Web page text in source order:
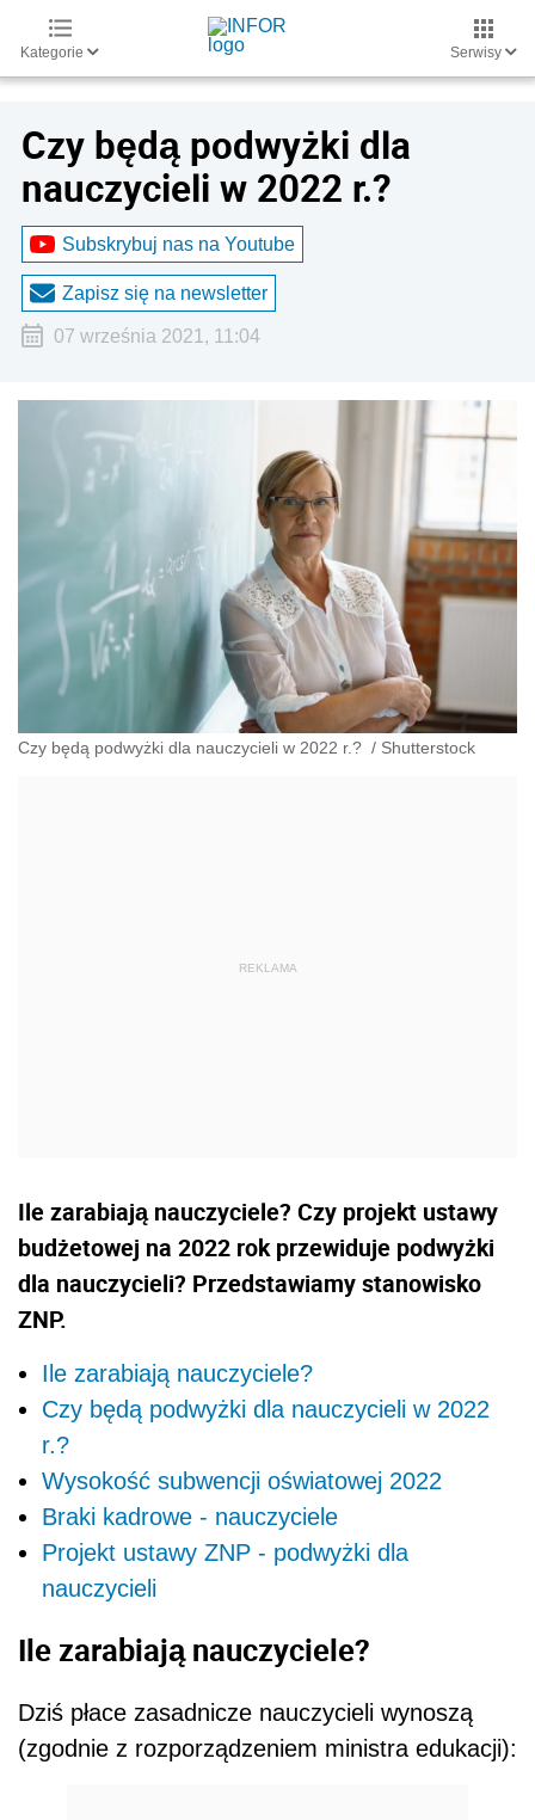
Kategorie Serwisy
Czy będą podwyżki dla
nauczycieli w 2022 r.?
Subskrybuj nas na Youtube
Zapisz się na newsletter
07 września 2021, 11:04
Czy będą podwyżki dla nauczycieli w 2022 r.? / Shutterstock
Ile zarabiają nauczyciele? Czy projekt ustawy
budżetowej na 2022 rok przewiduje podwyżki
dla nauczycieli? Przedstawiamy stanowisko
ZNP.
Ile zarabiają nauczyciele?
Czy będą podwyżki dla nauczycieli w 2022
r.?
Wysokość subwencji oświatowej 2022
Braki kadrowe - nauczyciele
Projekt ustawy ZNP - podwyżki dla
nauczycieli
Ile zarabiają nauczyciele?
Dziś płace zasadnicze nauczycieli wynoszą
(zgodnie z rozporządzeniem ministra edukacji):